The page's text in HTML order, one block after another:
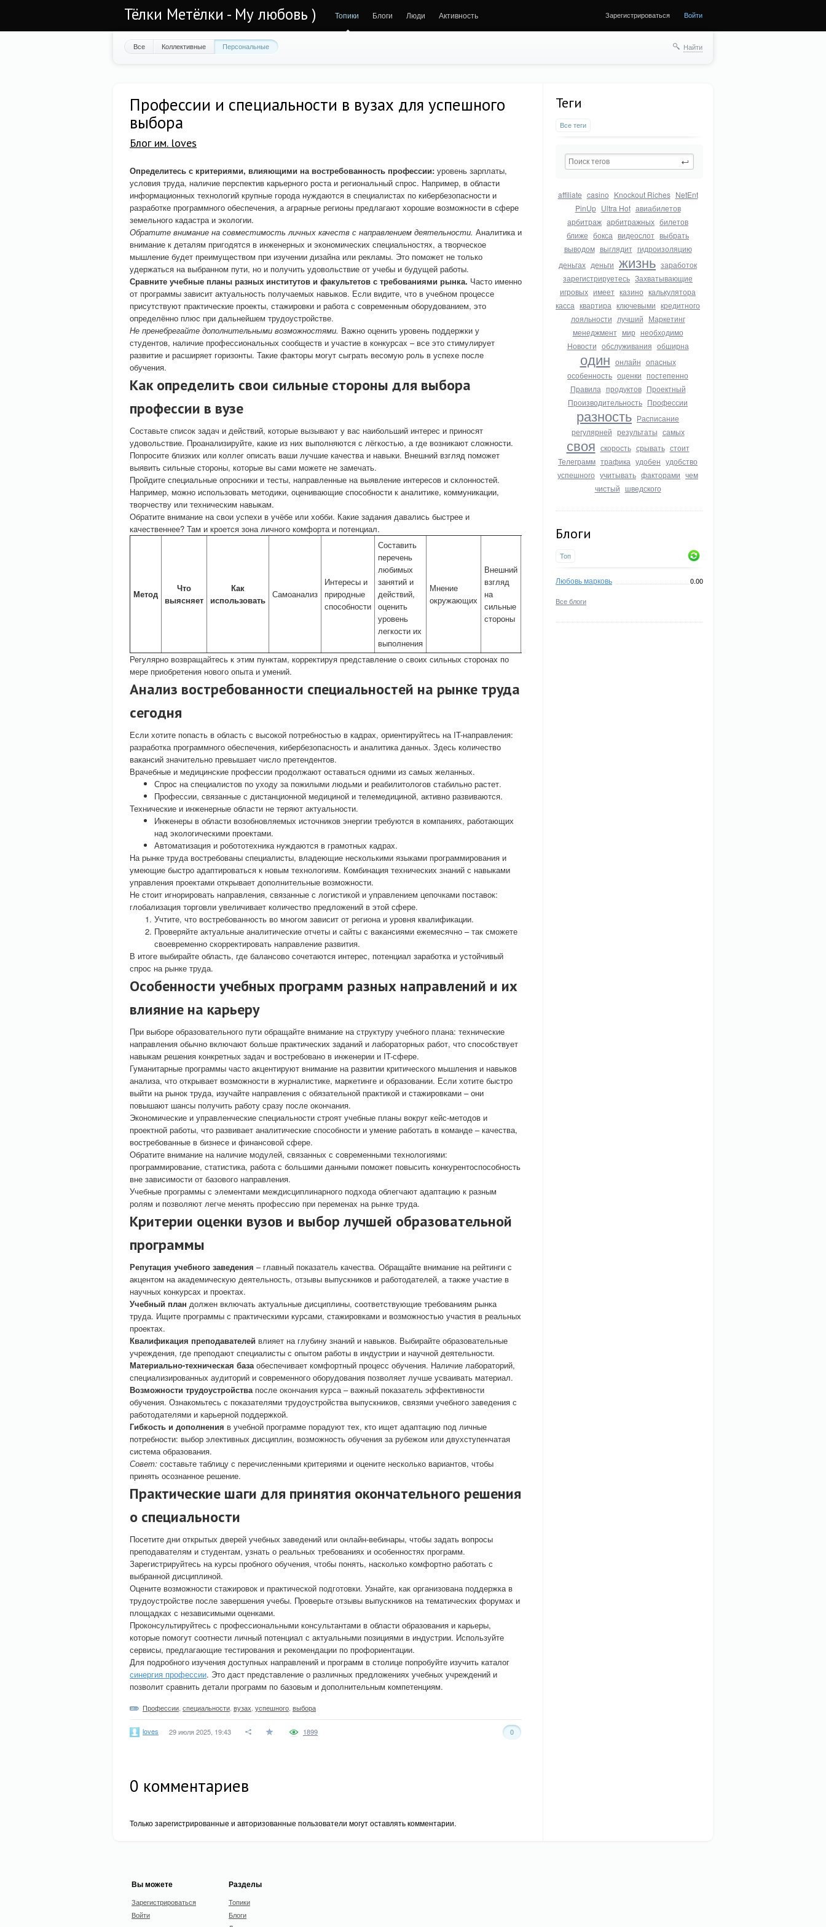
Тёлки Метёлки - Му любовь ) Топики Блоги Люди Активность Зарегистрироваться Войти
Все Коллективные Персональные Найти
Теги
Все теги
affiliate casino Knockout Riches NetEnt
PinUp Ultra Hot авиабилетов
арбитраж арбитражных билетов
ближе бокса видеослот выбрать
выводом выглядит гидроизоляцию
деньгах деньги жизнь заработок
зарегистрируетесь Захватывающие
игровых имеет казино калькулятора
касса квартира ключевыми кредитного
лояльности лучший Маркетинг
менеджмент мир необходимо
Новости обслуживания обширна
один онлайн опасных
особенность оценки постепенно
Правила продуктов Проектный
Производительность Профессии
разность Расписание
регулярней результаты самых
своя скорость срывать стоит
Телеграмм трафика удобен удобство
успешного учитывать факторами чем
чистый шведского
Блоги
Топ
Любовь марковь 0.00
Все блоги
Профессии и специальности в вузах для успешного
выбора
Блог им. loves
Определитесь с критериями, влияющими на востребованность профессии: уровень зарплаты,
условия труда, наличие перспектив карьерного роста и региональный спрос. Например, в области
информационных технологий крупные города нуждаются в специалистах по кибербезопасности и
разработке программного обеспечения, а аграрные регионы предлагают хорошие возможности в сфере
земельного кадастра и экологии.
Обратите внимание на совместимость личных качеств с направлением деятельности. Аналитика и
внимание к деталям пригодятся в инженерных и экономических специальностях, а творческое
мышление будет преимуществом при изучении дизайна или рекламы. Это поможет не только
удержаться на выбранном пути, но и получить удовольствие от учебы и будущей работы.
Сравните учебные планы разных институтов и факультетов с требованиями рынка. Часто именно
от программы зависит актуальность получаемых навыков. Если видите, что в учебном процессе
присутствуют практические проекты, стажировки и работа с современным оборудованием, это
определённо плюс при дальнейшем трудоустройстве.
Не пренебрегайте дополнительными возможностями. Важно оценить уровень поддержки у
студентов, наличие профессиональных сообществ и участие в конкурсах – все это стимулирует
развитие и расширяет горизонты. Такие факторы могут сыграть весомую роль в успехе после
обучения.
Как определить свои сильные стороны для выбора
профессии в вузе
Составьте список задач и действий, которые вызывают у вас наибольший интерес и приносят
удовольствие. Проанализируйте, какие из них выполняются с лёгкостью, а где возникают сложности.
Попросите близких или коллег описать ваши лучшие качества и навыки. Внешний взгляд поможет
выявить сильные стороны, которые вы сами можете не замечать.
Пройдите специальные опросники и тесты, направленные на выявление интересов и склонностей.
Например, можно использовать методики, оценивающие способности к аналитике, коммуникации,
творчеству или техническим навыкам.
Обратите внимание на свои успехи в учёбе или хобби. Какие задания давались быстрее и
качественнее? Там и кроется зона личного комфорта и потенциал.
Метод
Что
выясняет
Как
использовать
Самоанализ
Интересы и
природные
способности
Составить
перечень
любимых
занятий и
действий,
оценить
уровень
легкости их
выполнения
Мнение
окружающих
Внешний
взгляд
на
сильные
стороны
том, в чем
удачливы
Психологические
тесты
Профиль
выявление
наклонностей
Регулярно возвращайтесь к этим пунктам, корректируя представление о своих сильных сторонах по
мере приобретения нового опыта и умений.
Анализ востребованности специальностей на рынке труда
сегодня
Если хотите попасть в область с высокой потребностью в кадрах, ориентируйтесь на IT-направления:
разработка программного обеспечения, кибербезопасность и аналитика данных. Здесь количество
вакансий значительно превышает число претендентов.
Врачебные и медицинские профессии продолжают оставаться одними из самых желанных.
Спрос на специалистов по уходу за пожилыми людьми и реабилитологов стабильно растет.
Профессии, связанные с дистанционной медициной и телемедициной, активно развиваются.
Технические и инженерные области не теряют актуальности.
Инженеры в области возобновляемых источников энергии требуются в компаниях, работающих
над экологическими проектами.
Автоматизация и робототехника нуждаются в грамотных кадрах.
На рынке труда востребованы специалисты, владеющие несколькими языками программирования и
умеющие быстро адаптироваться к новым технологиям. Комбинация технических знаний с навыками
управления проектами открывает дополнительные возможности.
Не стоит игнорировать направления, связанные с логистикой и управлением цепочками поставок:
глобализация торговли увеличивает количество предложений в этой сфере.
Учтите, что востребованность во многом зависит от региона и уровня квалификации.
Проверяйте актуальные аналитические отчеты и сайты с вакансиями ежемесячно – так сможете
своевременно скорректировать направление развития.
В итоге выбирайте область, где балансово сочетаются интерес, потенциал заработка и устойчивый
спрос на рынке труда.
Особенности учебных программ разных направлений и их
влияние на карьеру
При выборе образовательного пути обращайте внимание на структуру учебного плана: технические
направления обычно включают больше практических заданий и лабораторных работ, что способствует
навыкам решения конкретных задач и востребовано в инженерии и IT-сфере.
Гуманитарные программы часто акцентируют внимание на развитии критического мышления и навыков
анализа, что открывает возможности в журналистике, маркетинге и образовании. Если хотите быстро
выйти на рынок труда, изучайте направления с обязательной практикой и стажировками – они
повышают шансы получить работу сразу после окончания.
Экономические и управленческие специальности строят учебные планы вокруг кейс-методов и
проектной работы, что развивает аналитические способности и умение работать в команде – качества,
востребованные в бизнесе и финансовой сфере.
Обратите внимание на наличие модулей, связанных с современными технологиями:
программирование, статистика, работа с большими данными поможет повысить конкурентоспособность
вне зависимости от базового направления.
Учебные программы с элементами междисциплинарного подхода облегчают адаптацию к разным
ролям и позволяют легче менять профессию при переменах на рынке труда.
Критерии оценки вузов и выбор лучшей образовательной
программы
Репутация учебного заведения – главный показатель качества. Обращайте внимание на рейтинги с
акцентом на академическую деятельность, отзывы выпускников и работодателей, а также участие в
научных конкурсах и проектах.
Учебный план должен включать актуальные дисциплины, соответствующие требованиям рынка
труда. Ищите программы с практическими курсами, стажировками и возможностью участия в реальных
проектах.
Квалификация преподавателей влияет на глубину знаний и навыков. Выбирайте образовательные
учреждения, где преподают специалисты с опытом работы в индустрии и научной деятельности.
Материально-техническая базаобеспечивает комфортный процесс обучения. Наличие лабораторий,
специализированных аудиторий и современного оборудования позволяет лучше усваивать материал.
Возможности трудоустройствапосле окончания курса – важный показатель эффективности
обучения. Ознакомьтесь с показателями трудоустройства выпускников, связями учебного заведения с
работодателями и карьерной поддержкой.
Гибкость и дополнения в учебной программе порадуют тех, кто ищет адаптацию под личные
потребности: выбор элективных дисциплин, возможность обучения за рубежом или двухступенчатая
система образования.
Совет: составьте таблицу с перечисленными критериями и оцените несколько вариантов, чтобы
принять осознанное решение.
Практические шаги для принятия окончательного решения
о специальности
Посетите дни открытых дверей учебных заведений или онлайн-вебинары, чтобы задать вопросы
преподавателям и студентам, узнать о реальных требованиях и особенностях программ.
Зарегистрируйтесь на курсы пробного обучения, чтобы понять, насколько комфортно работать с
выбранной дисциплиной.
Оцените возможности стажировок и практической подготовки. Узнайте, как организована поддержка в
трудоустройстве после завершения учебы. Проверьте отзывы выпускников на тематических форумах и
площадках с независимыми оценками.
Проконсультируйтесь с профессиональными консультантами в области образования и карьеры,
которые помогут соотнести личный потенциал с актуальными позициями в индустрии. Используйте
сервисы, предлагающие тестирования и рекомендации по профориентации.
Для подробного изучения доступных направлений и программ в столице попробуйте изучить каталог
синергия профессии. Это даст представление о различных предложениях учебных учреждений и
позволит сравнить детали программ по базовым и дополнительным компетенциям.
Профессии специальности вузах успешного выбора
loves 29 июля 2025, 19:43 0
1899
0 комментариев
Только зарегистрированные и авторизованные пользователи могут оставлять комментарии.
Вы можете
Зарегистрироваться
Войти
Разделы
Топики
Блоги